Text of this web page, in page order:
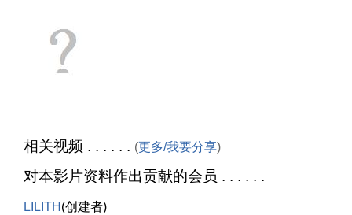
相关视频 . . . . . . (更多/我要分享)
对本影片资料作出贡献的会员 . . . . . .
LILITH(创建者)